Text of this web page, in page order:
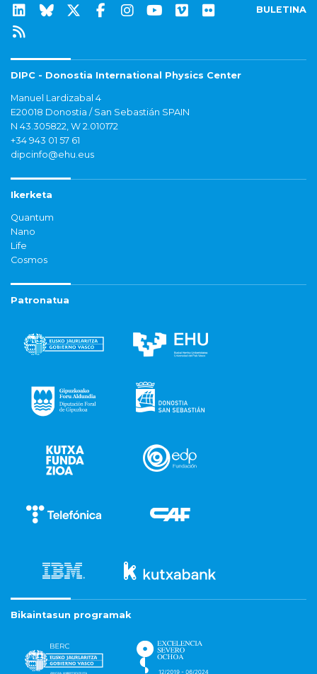
BULETINA
DIPC - Donostia International Physics Center
Manuel Lardizabal 4
E20018 Donostia / San Sebastián SPAIN
N 43.305822, W 2.010172
+34 943 01 57 61
dipcinfo@ehu.eus
Ikerketa
Quantum
Nano
Life
Cosmos
Patronatua
Bikaintasun programak